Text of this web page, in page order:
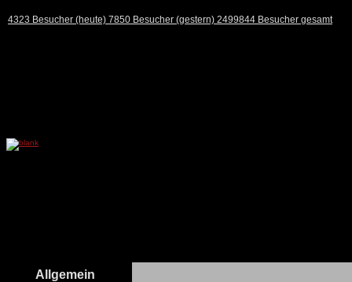
4323 Besucher (heute) 7850 Besucher (gestern) 2499844 Besucher gesamt
Allgemein